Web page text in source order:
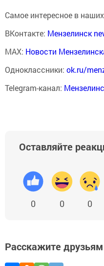
Самое интересное в
ВКонтакте: Мензелинск
MAX: Новости
Одноклассники: ok.ru/
Telegram-канал:
Оставляйте
0 0 0
Расскажите друзьям